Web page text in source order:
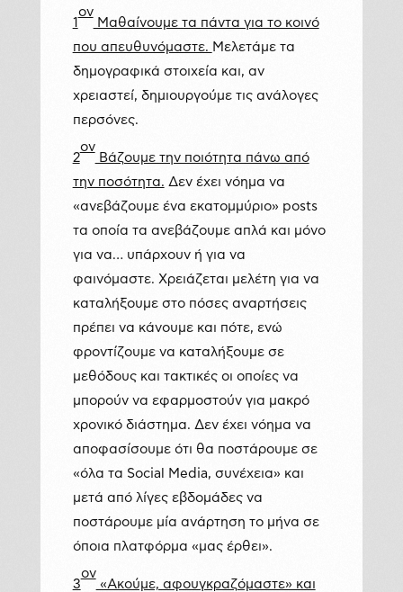
1
ον
Μαθαίνουμε τα πάντα για το κοινό
που απευθυνόμαστε. Μελετάμε τα
δημογραφικά στοιχεία και, αν
χρειαστεί, δημιουργούμε τις ανάλογες
περσόνες.
2
ον
Βάζουμε την ποιότητα πάνω από
την ποσότητα. Δεν έχει νόημα να
«ανεβάζουμε ένα εκατομμύριο» posts
τα οποία τα ανεβάζουμε απλά και μόνο
για να… υπάρχουν ή για να
φαινόμαστε. Χρειάζεται μελέτη για να
καταλήξουμε στο πόσες αναρτήσεις
πρέπει να κάνουμε και πότε, ενώ
φροντίζουμε να καταλήξουμε σε
μεθόδους και τακτικές οι οποίες να
μπορούν να εφαρμοστούν για μακρό
χρονικό διάστημα. Δεν έχει νόημα να
αποφασίσουμε ότι θα ποστάρουμε σε
«όλα τα Social Media, συνέχεια» και
μετά από λίγες εβδομάδες να
ποστάρουμε μία ανάρτηση το μήνα σε
όποια πλατφόρμα «μας έρθει».
3
ον
«Ακούμε, αφουγκραζόμαστε» και